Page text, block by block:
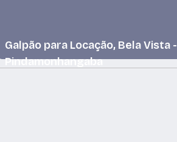
Galpão para Locação, Bela Vista -
Pindamonhangaba